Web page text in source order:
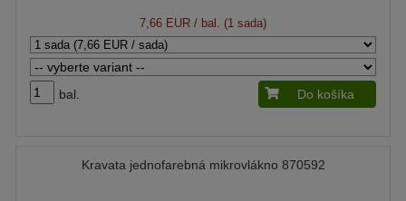
7,66 EUR / bal. (1 sada)
bal. Do košíka
Kravata jednofarebná mikrovlákno 870592